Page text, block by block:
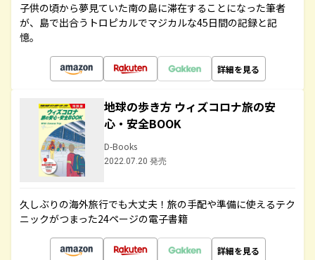
子供の頃から夢見ていた南の島に滞在することになった筆者
が、島で出合うトロピカルでマジカルな45日間の記録と記
憶。
詳細を見る
地球の歩き方 ウィズコロナ旅の安
心・安全BOOK
D-Books
2022.07.20 発売
久しぶりの海外旅行でも大丈夫！旅の手配や準備に使えるテク
ニックがつまった24ページの電子書籍
詳細を見る